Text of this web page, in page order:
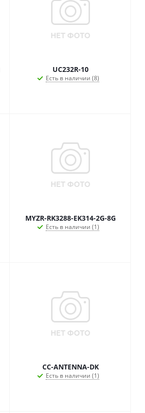
UC232R-10
Есть в наличии (8)
MYZR-RK3288-EK314-2G-8G
Есть в наличии (1)
CC-ANTENNA-DK
Есть в наличии (1)